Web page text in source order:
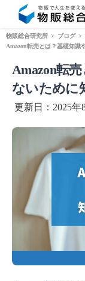
【無
物販総合研究所 > ブログ >
Amazon転売とは？基礎知識
Amazon転
ないために
更新日：2025年